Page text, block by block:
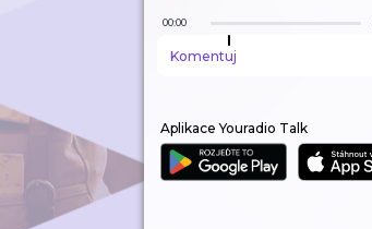
00:00
Komentuj
Aplikace Youradio Talk